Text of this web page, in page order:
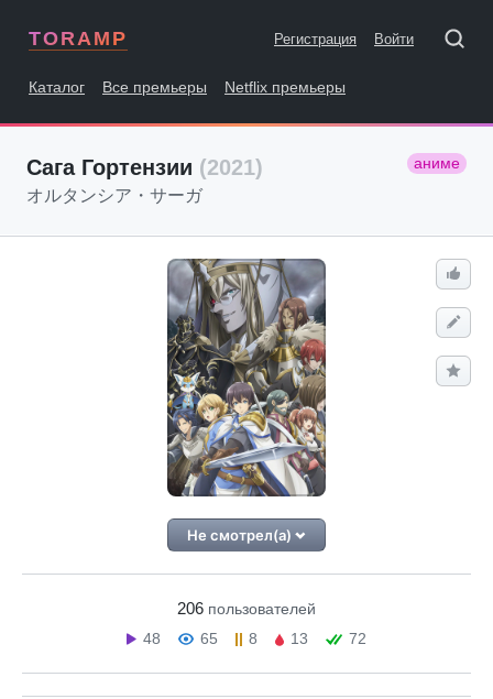
TORAMP Регистрация Войти
Каталог Все премьеры Netflix премьеры
Сага Гортензии (2021) аниме
オルタンシア・サーガ
Не смотрел(а)
206 пользователей
48
65 8 13 72